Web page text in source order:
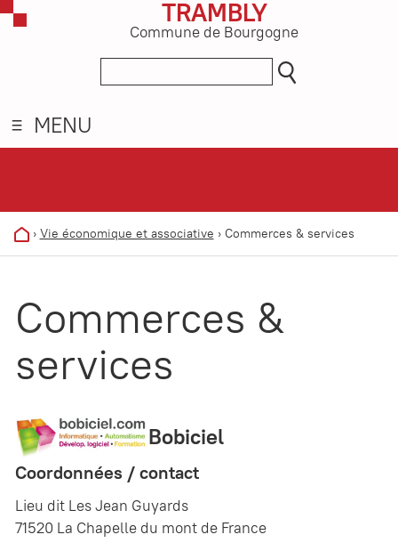
TRAMBLY
Commune de Bourgogne
MENU
› Vie économique et associative › Commerces & services
Commerces &
services
Bobiciel
Coordonnées / contact
Lieu dit Les Jean Guyards
71520 La Chapelle du mont de France